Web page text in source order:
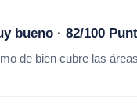
bueno · 82/100
de bien cubre las